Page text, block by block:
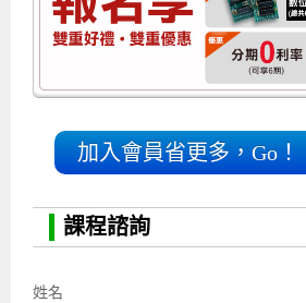
加入會員省更多，Go！
課程諮詢
姓名